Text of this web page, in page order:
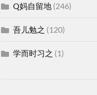
Q妈自留地(246)
吾儿勉之 (120)
学而时习之 (1)